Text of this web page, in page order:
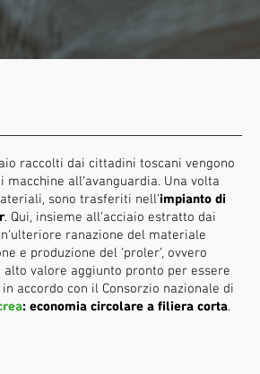
raccolti dai cittadini toscani vengono
all’avanguardia. Una volta
sono trasferiti nell’impianto di
. Qui, insieme all’acciaio estratto dai
ranazione del materiale
e produzione del ‘proler’, ovvero
valore aggiunto pronto per essere
accordo con il Consorzio nazionale di
: economia circolare a filiera corta.